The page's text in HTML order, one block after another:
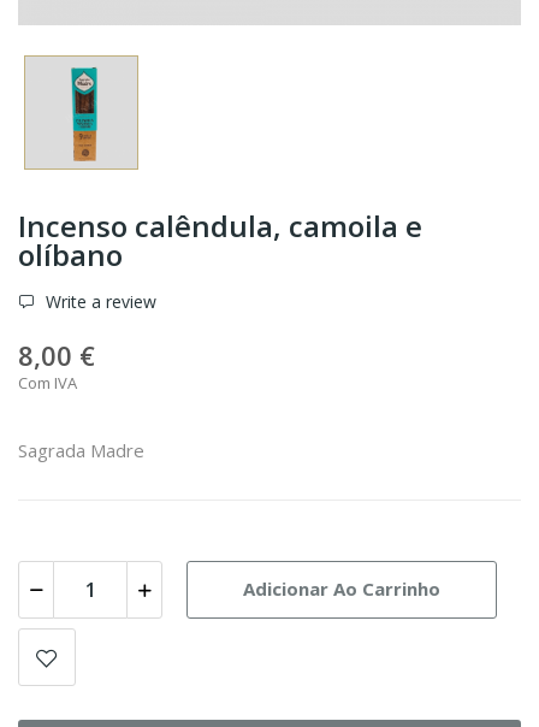
Incenso calêndula, camoila e
olíbano
Write a review
8,00 €
Com IVA
Sagrada Madre
Adicionar Ao Carrinho